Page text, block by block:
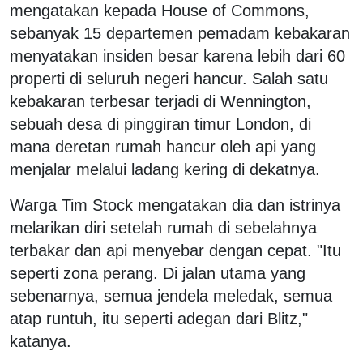
mengatakan kepada House of Commons,
sebanyak 15 departemen pemadam kebakaran
menyatakan insiden besar karena lebih dari 60
properti di seluruh negeri hancur. Salah satu
kebakaran terbesar terjadi di Wennington,
sebuah desa di pinggiran timur London, di
mana deretan rumah hancur oleh api yang
menjalar melalui ladang kering di dekatnya.
Warga Tim Stock mengatakan dia dan istrinya
melarikan diri setelah rumah di sebelahnya
terbakar dan api menyebar dengan cepat. "Itu
seperti zona perang. Di jalan utama yang
sebenarnya, semua jendela meledak, semua
atap runtuh, itu seperti adegan dari Blitz,"
katanya.